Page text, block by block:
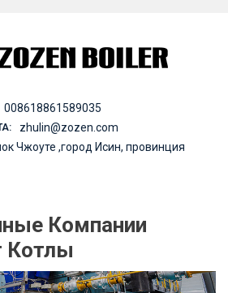
008618861589035
zhulin@zozen.com
Чжоуте ,город Исин, провинция
Компании
Котлы